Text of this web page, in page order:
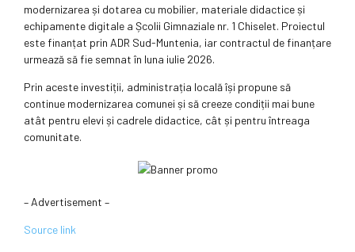
modernizarea și dotarea cu mobilier, materiale didactice și
echipamente digitale a Școlii Gimnaziale nr. 1 Chiselet. Proiectul
este finanțat prin ADR Sud-Muntenia, iar contractul de finanțare
urmează să fie semnat în luna iulie 2026.
Prin aceste investiții, administrația locală își propune să
continue modernizarea comunei și să creeze condiții mai bune
atât pentru elevi și cadrele didactice, cât și pentru întreaga
comunitate.
– Advertisement –
Source link